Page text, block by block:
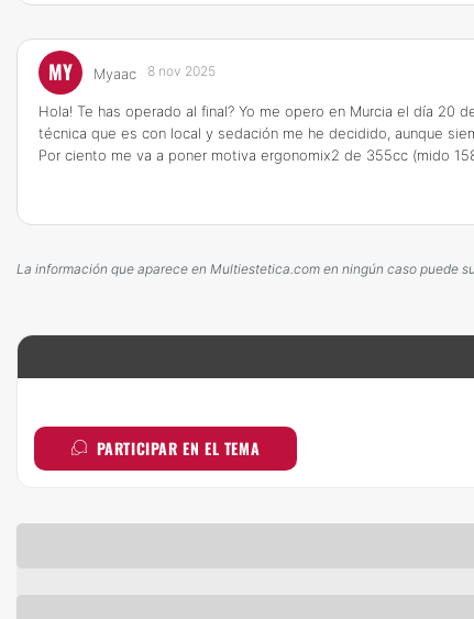
MY Myaac 8 nov 2025
Hola! Te has operado al final? Yo me opero en Murcia el día 20
técnica que es con local y sedación me he decidido, aunque
Por ciento me va a poner motiva ergonomix2 de 355cc (mido
La información que aparece en Multiestetica.com en ningún caso puede
PARTICIPAR EN EL TEMA